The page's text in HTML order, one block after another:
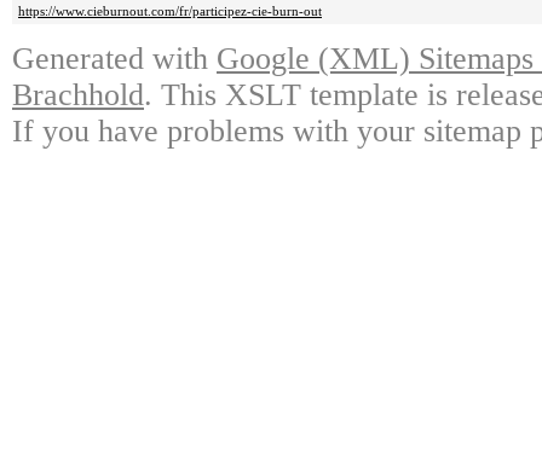
https://www.cieburnout.com/fr/participez-cie-burn-out
Generated with Google (XML)
Brachhold. This XSLT template is
If you have problems with your sitemap